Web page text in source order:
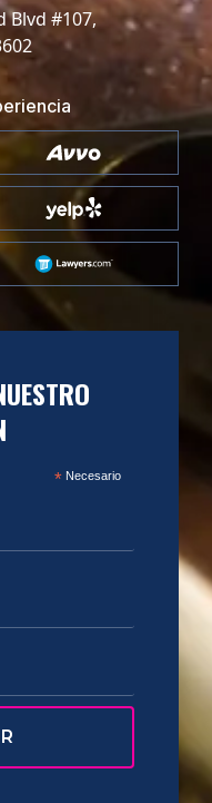
Blvd #107,
*Necesario